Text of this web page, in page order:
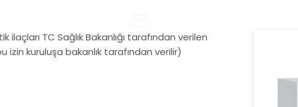
TC Sağlık Bakanlığı tarafından verilen
izin kuruluşa bakanlık tarafından verilir)